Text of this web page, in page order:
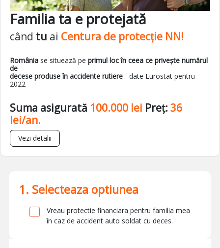
Familia ta e protejată
când tu ai Centura de protecție NN!
România se situează peprimul loc în ceea ce privește numărul
de
decese produse în accidente rutiere - date Eurostat pentru
2022
Suma asigurată 100.000 lei Preț:36
lei/an.
Vezi detalii
1. Selecteaza optiunea
Vreau protectie financiara pentru familia mea
în caz de accident auto soldat cu deces.